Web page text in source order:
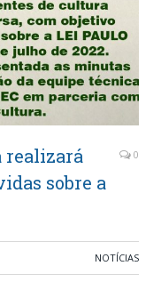
realizará
sobre a
0
NOTÍCIAS